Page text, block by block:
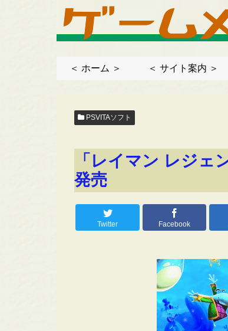
＜ ホーム ＞ ＜ サイト案内 ＞
PSVITAソフト
「レイマン レジェ
発売
Twitter Facebook